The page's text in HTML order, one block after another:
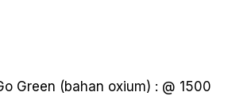
Green (bahan oxium) : @ 1500